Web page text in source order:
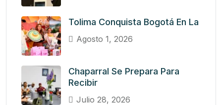
Tolima Conquista Bogotá En La
Agosto 1, 2026
Chaparral Se Prepara Para
Recibir
Julio 28, 2026